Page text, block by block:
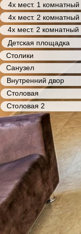
Столовая 2
Столовая
Внутренний двор
Санузел
Столики
Детская площадка
4х мест. 2 комнатный
4х мест. 2 комнатный
4х мест. 1 комнатный